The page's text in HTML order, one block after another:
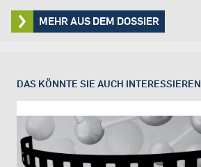
MEHR AUS DEM DOSSIER
DAS KÖNNTE SIE AUCH INTERESSIEREN